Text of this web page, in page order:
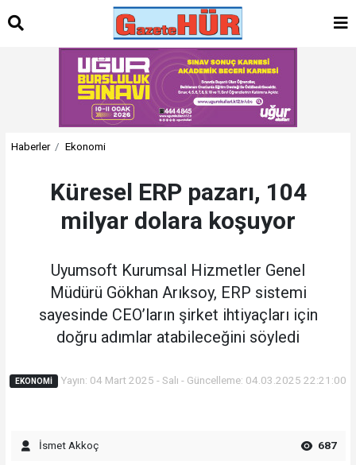
Haberler Ekonomi
Küresel ERP pazarı, 104
milyar dolara koşuyor
Uyumsoft Kurumsal Hizmetler Genel
Müdürü Gökhan Arıksoy, ERP sistemi
sayesinde CEO’ların şirket ihtiyaçları için
doğru adımlar atabileceğini söyledi
EKONOMI Yayın: 04 Mart 2025 - Salı - Güncelleme: 04.03.2025 22:21:00
İsmet Akkoç 687